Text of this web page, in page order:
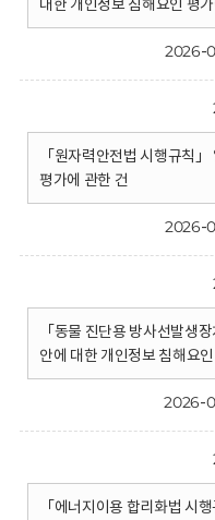
대한 개인정보 침해요인 평
2026-
「원자력안전법 시행규칙
평가에 관한 건
2026-
「동물 진단용 방사선발생
안에 대한 개인정보 침해요
2026-
「에너지이용 합리화법 시